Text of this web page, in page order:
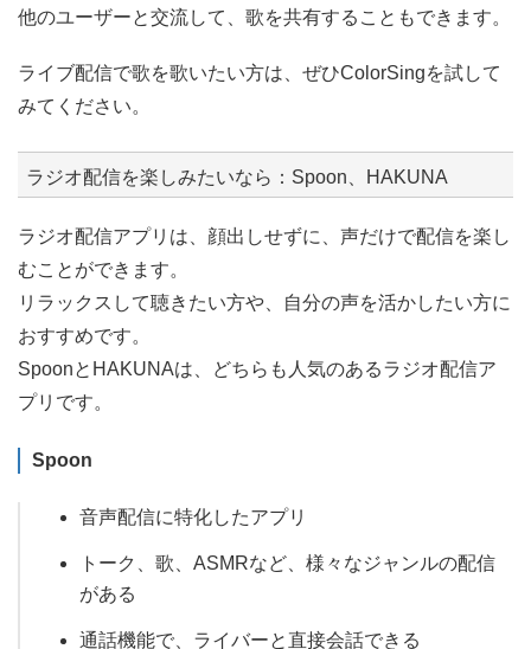
他のユーザーと交流して、歌を共有することもできます。
ライブ配信で歌を歌いたい方は、ぜひColorSingを試して
みてください。
ラジオ配信を楽しみたいなら：Spoon、HAKUNA
ラジオ配信アプリは、顔出しせずに、声だけで配信を楽し
むことができます。
リラックスして聴きたい方や、自分の声を活かしたい方に
おすすめです。
SpoonとHAKUNAは、どちらも人気のあるラジオ配信ア
プリです。
Spoon
音声配信に特化したアプリ
トーク、歌、ASMRなど、様々なジャンルの配信
がある
通話機能で、ライバーと直接会話できる